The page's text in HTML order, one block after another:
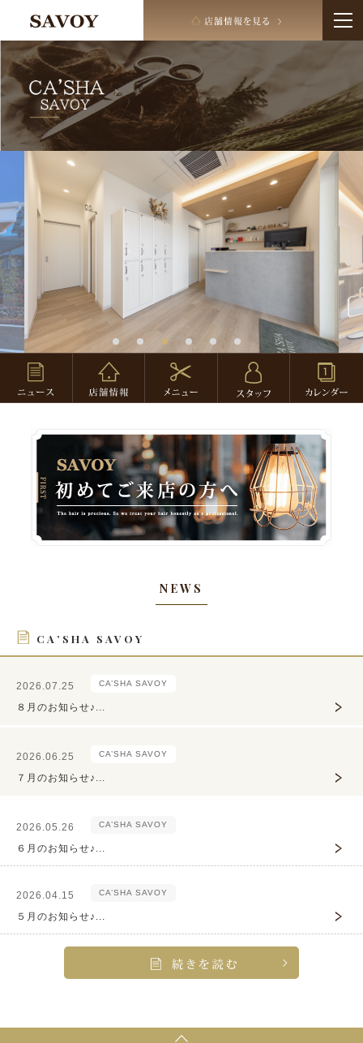
NEWS
CA’SHA SAVOY
2026.07.25 CA’SHA SAVOY
８月のお知らせ♪...
2026.06.25 CA’SHA SAVOY
７月のお知らせ♪...
2026.05.26 CA’SHA SAVOY
６月のお知らせ♪...
2026.04.15 CA’SHA SAVOY
５月のお知らせ♪...